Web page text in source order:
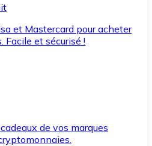
et Mastercard pour acheter
Facile et sécurisé !
de vos marques